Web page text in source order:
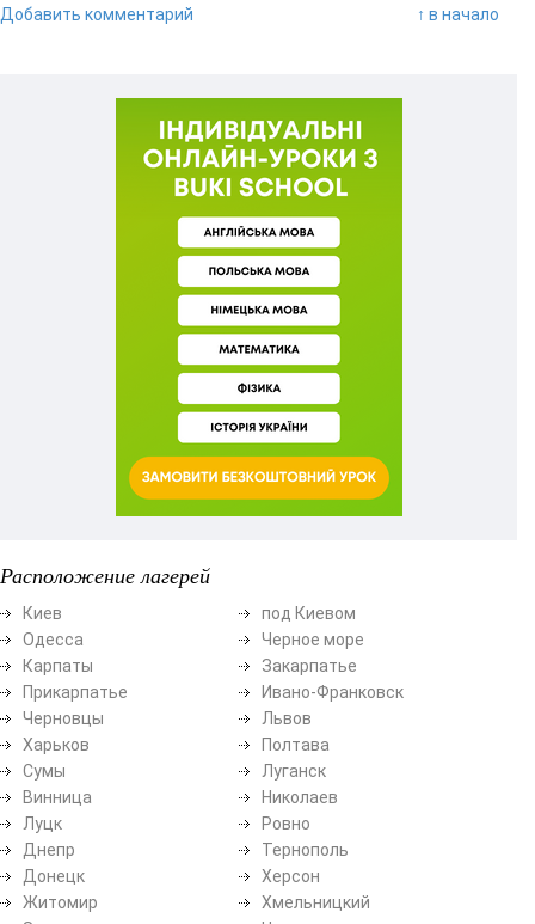
Добавить комментарий ↑ в начало
Расположение лагерей
Киев
Одесса
Карпаты
Прикарпатье
Черновцы
Харьков
Сумы
Винница
Луцк
Днепр
Донецк
Житомир
под Киевом
Черное море
Закарпатье
Ивано-Франковск
Львов
Полтава
Луганск
Николаев
Ровно
Тернополь
Херсон
Хмельницкий